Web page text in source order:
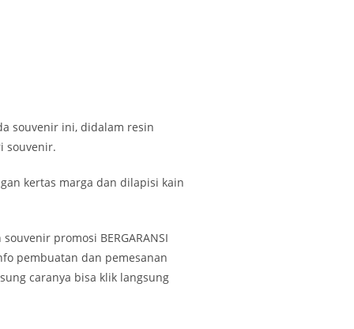
souvenir ini, didalam resin
souvenir.
kertas marga dan dilapisi kain
promosi BERGARANSI
pembuatan dan pemesanan
caranya bisa klik langsung